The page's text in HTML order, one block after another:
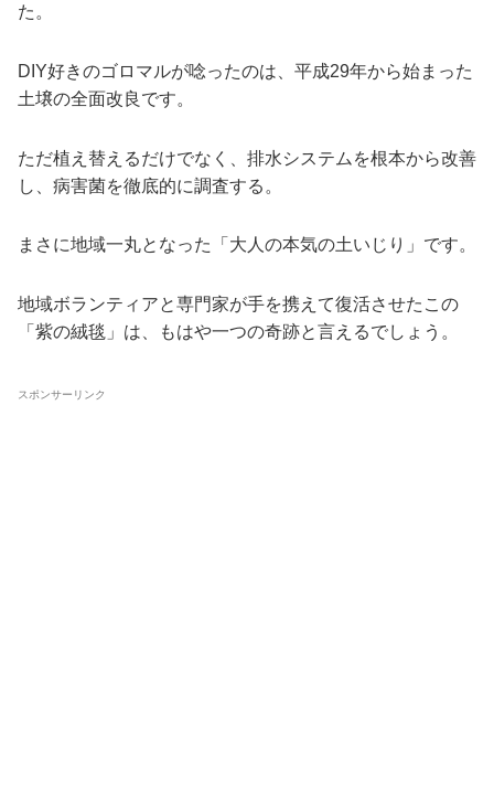
た。
DIY好きのゴロマルが唸ったのは、平成29年から始まった
土壌の全面改良です。
ただ植え替えるだけでなく、排水システムを根本から改善
し、病害菌を徹底的に調査する。
まさに地域一丸となった「大人の本気の土いじり」です。
地域ボランティアと専門家が手を携えて復活させたこの
「紫の絨毯」は、もはや一つの奇跡と言えるでしょう。
スポンサーリンク